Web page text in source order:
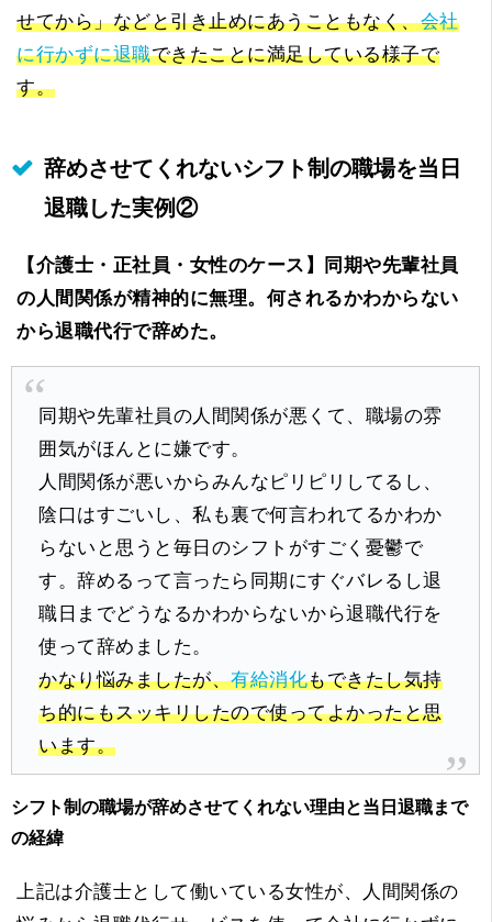
せてから」などと引き止めにあうこともなく、会社
に行かずに退職できたことに満足している様子で
す。
辞めさせてくれないシフト制の職場を当日
退職した実例②
【介護士・正社員・女性のケース】
同期や先輩社員
の人間関係が精神的に無理。何されるかわからない
から退職代行で辞めた。
同期や先輩社員の人間関係が悪くて、職場の雰
囲気がほんとに嫌です。
人間関係が悪いからみんなピリピリしてるし、
陰口はすごいし、私も裏で何言われてるかわか
らないと思うと毎日のシフトがすごく憂鬱で
す。辞めるって言ったら同期にすぐバレるし退
職日までどうなるかわからないから退職代行を
使って辞めました。
かなり悩みましたが、有給消化もできたし気持
ち的にもスッキリしたので使ってよかったと思
います。
シフト制の職場が辞めさせてくれない理由と当日退職まで
の経緯
上記は介護士として働いている女性が、人間関係の